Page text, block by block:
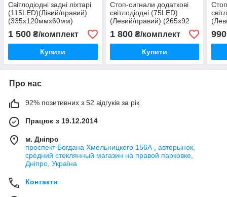
Світлодіодні задні ліхтарі
(115LED)(Лівий/правий)
(335х120ммх60мм)
1 500 ₴/комплект
Купити
Стоп-сигнали додаткові
світлодіодні (75LED)
(Левий/правий) (265х92
мм)
1 800₴/комплект
Купити
мм)
990
Про нас
92% позитивних з 52 відгуків за рік
Працює з 19.12.2014
м. Дніпро
проспект Богдана Хмельницкого 156А , авторынок,
средний стеклянный магазин на правой парковке,
Дніпро, Україна
Контакти